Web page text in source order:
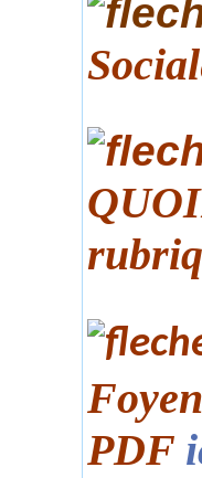
PDF